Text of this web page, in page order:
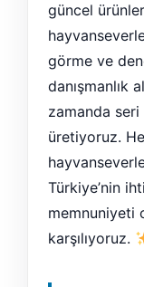
güncel
görme ve
danışmanlık
zamanda
üretiyoruz.
Türkiye’nin
memnuniyeti
karşılıyoruz.